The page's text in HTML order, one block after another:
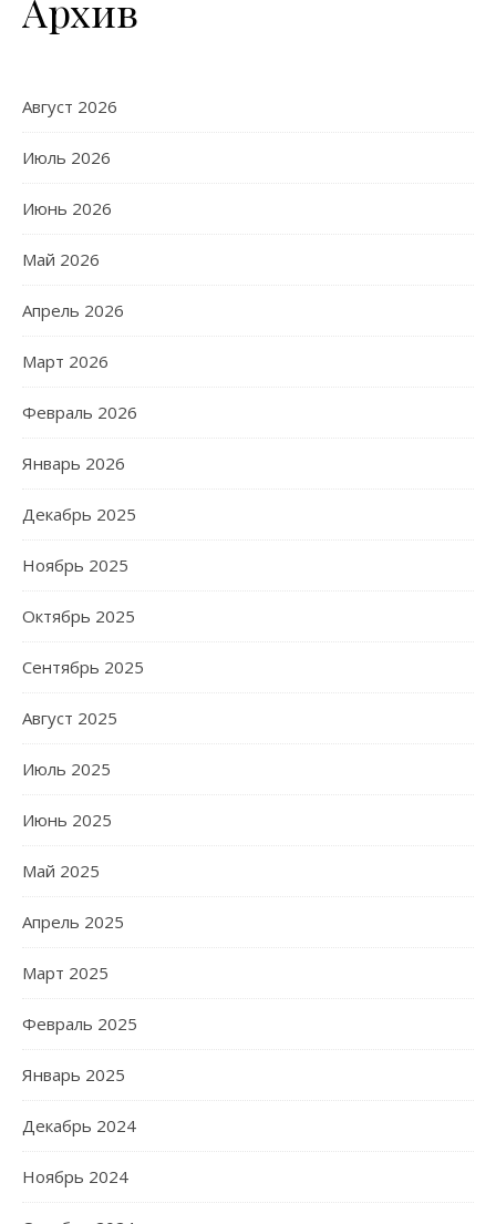
Архив
Август 2026
Июль 2026
Июнь 2026
Май 2026
Апрель 2026
Март 2026
Февраль 2026
Январь 2026
Декабрь 2025
Ноябрь 2025
Октябрь 2025
Сентябрь 2025
Август 2025
Июль 2025
Июнь 2025
Май 2025
Апрель 2025
Март 2025
Февраль 2025
Январь 2025
Декабрь 2024
Ноябрь 2024